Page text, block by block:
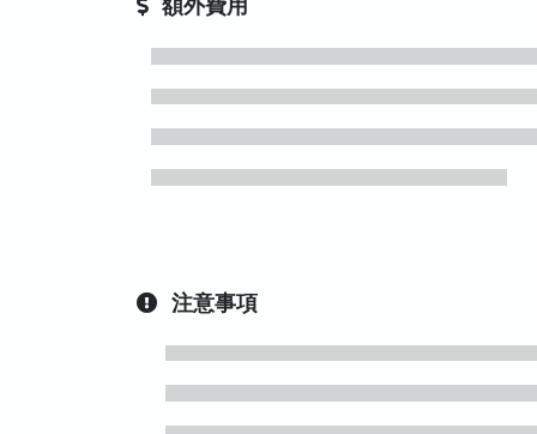
額外費用
注意事項